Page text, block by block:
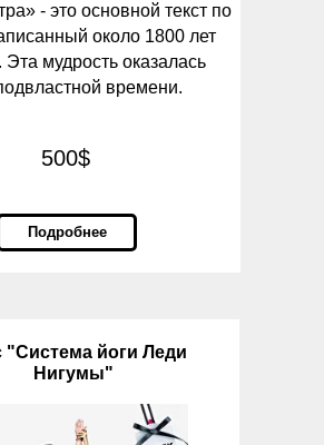
- это основной текст по
около 1800 лет
Эта мудрость оказалась
времени.
500$
Подробнее
"Система йоги Леди
Нигумы"